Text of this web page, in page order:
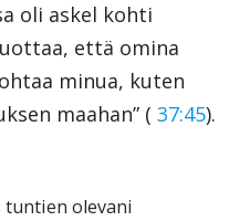
oli askel kohti
että omina
minua, kuten
maahan” ( 37:45).
tuntien olevani